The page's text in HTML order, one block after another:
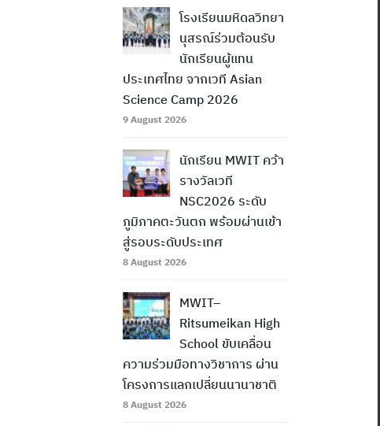
โรงเรียนมหิดลวิทยา
นุสรณ์ร่วมต้อนรับ
นักเรียนผู้แทน
ประเทศไทย จากเวที Asian
Science Camp 2026
9 August 2026
นักเรียน MWIT คว้า
รางวัลเวที
NSC2026 ระดับ
ภูมิภาคตะวันตก พร้อมผ่านเข้า
สู่รอบระดับประเทศ
8 August 2026
MWIT–
Ritsumeikan High
School ขับเคลื่อน
ความร่วมมือทางวิชาการ ผ่าน
โครงการแลกเปลี่ยนนานาชาติ
8 August 2026